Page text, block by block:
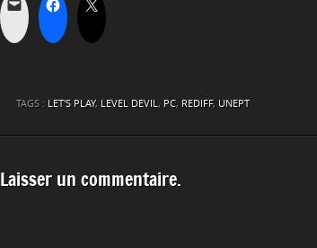
TAGS : LET'S PLAY, LEVEL DEVIL, PC, REDIFF, UNEPT
Laisser un commentaire.